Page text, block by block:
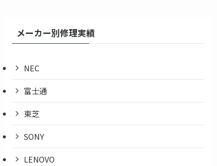
メーカー別修理実績
NEC
富士通
東芝
SONY
LENOVO